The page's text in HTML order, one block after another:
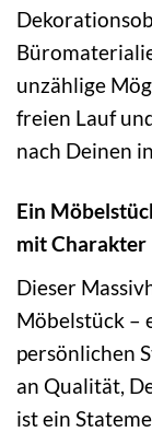
unzählige
freien Lauf
nach Deinen
Ein
mit Charakter
Dieser
Möbelstück –
persönlichen
an Qualität,
ist ein